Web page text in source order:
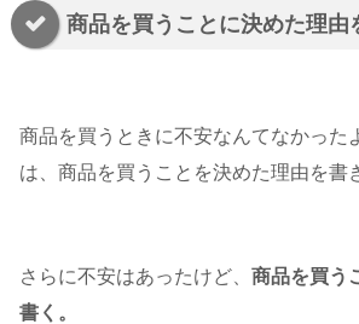
商品を買うことに決めた理由
商品を買うときに不安なんてなかった
は、商品を買うことを決めた理由を書
さらに不安はあったけど、 商品を買う
書く。